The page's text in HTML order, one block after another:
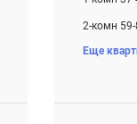
2-комн
3-комн
Еще